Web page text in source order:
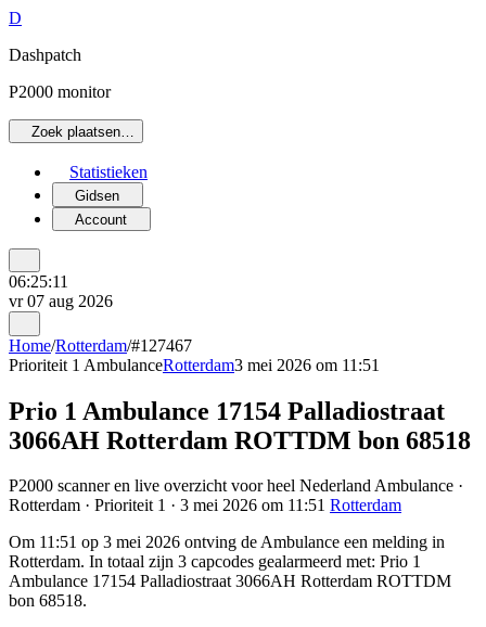
D
Dashpatch
P2000 monitor
Zoek plaatsen…
Statistieken
Gidsen
Account
06:25:11
vr 07 aug 2026
Home/Rotterdam/#127467
Prioriteit 1 AmbulanceRotterdam3 mei 2026 om 11:51
Prio 1 Ambulance 17154 Palladiostraat
3066AH Rotterdam ROTTDM bon 68518
P2000 scanner en live overzicht voor heel Nederland Ambulance ·
Rotterdam · Prioriteit 1 · 3 mei 2026 om 11:51 Rotterdam
Om 11:51 op 3 mei 2026 ontving de Ambulance een melding in
Rotterdam. In totaal zijn 3 capcodes gealarmeerd met: Prio 1
Ambulance 17154 Palladiostraat 3066AH Rotterdam ROTTDM
bon 68518.